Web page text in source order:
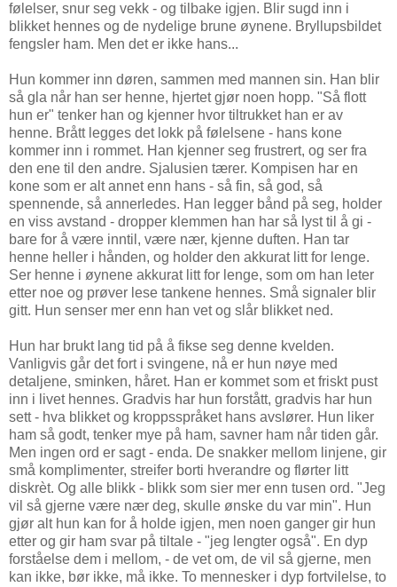
følelser, snur seg vekk - og tilbake igjen. Blir sugd inn i
blikket hennes og de nydelige brune øynene. Bryllupsbildet
fengsler ham. Men det er ikke hans...
Hun kommer inn døren, sammen med mannen sin. Han blir
så gla når han ser henne, hjertet gjør noen hopp. "Så flott
hun er" tenker han og kjenner hvor tiltrukket han er av
henne. Brått legges det lokk på følelsene - hans kone
kommer inn i rommet. Han kjenner seg frustrert, og ser fra
den ene til den andre. Sjalusien tærer. Kompisen har en
kone som er alt annet enn hans - så fin, så god, så
spennende, så annerledes. Han legger bånd på seg, holder
en viss avstand - dropper klemmen han har så lyst til å gi -
bare for å være inntil, være nær, kjenne duften. Han tar
henne heller i hånden, og holder den akkurat litt for lenge.
Ser henne i øynene akkurat litt for lenge, som om han leter
etter noe og prøver lese tankene hennes. Små signaler blir
gitt. Hun senser mer enn han vet og slår blikket ned.
Hun har brukt lang tid på å fikse seg denne kvelden.
Vanligvis går det fort i svingene, nå er hun nøye med
detaljene, sminken, håret. Han er kommet som et friskt pust
inn i livet hennes. Gradvis har hun forstått, gradvis har hun
sett - hva blikket og kroppsspråket hans avslører. Hun liker
ham så godt, tenker mye på ham, savner ham når tiden går.
Men ingen ord er sagt - enda. De snakker mellom linjene, gir
små komplimenter, streifer borti hverandre og flørter litt
diskrèt. Og alle blikk - blikk som sier mer enn tusen ord. "Jeg
vil så gjerne være nær deg, skulle ønske du var min". Hun
gjør alt hun kan for å holde igjen, men noen ganger gir hun
etter og gir ham svar på tiltale - "jeg lengter også". En dyp
forståelse dem i mellom, - de vet om, de vil så gjerne, men
kan ikke, bør ikke, må ikke. To mennesker i dyp fortvilelse, to